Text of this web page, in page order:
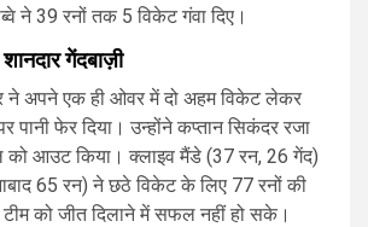
ने 39 रनों तक 5 विकेट गंवा दिए।
गेंदबाज़ी
ने अपने एक ही ओवर में दो अहम विकेट लेकर
पर पानी फेर दिया। उन्होंने कप्तान सिकंदर रजा
आउट किया। क्लाइव मैंडे (37 रन, 26 गेंद)
65 रन) ने छठे विकेट के लिए 77 रनों की
टीम को जीत दिलाने में सफल नहीं हो सके।